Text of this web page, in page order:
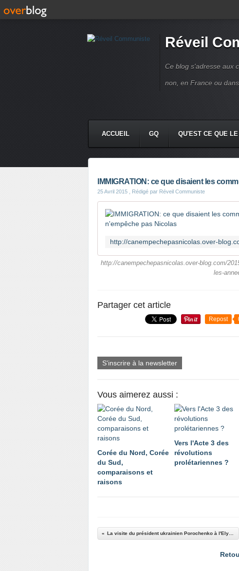
Réveil
Ce blog s'adresse aux
non, en France ou
ACCUEIL GQ QU'EST CE QUE
IMMIGRATION: ce que disaient les
25 Avril 2015 , Rédigé par Réveil Communiste
http://canempechepasnicolas.over-blog.com/
les-
Partager cet article
Repost
S'inscrire à la newsletter
Vous aimerez aussi :
Corée du Nord, Corée
du Sud,
comparaisons et
raisons
Vers l'Acte 3 des
révolutions
prolétariennes ?